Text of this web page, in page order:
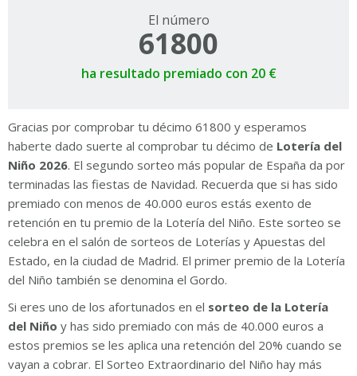
El número
61800
ha resultado premiado con 20 €
Gracias por comprobar tu décimo 61800 y esperamos
haberte dado suerte al comprobar tu décimo de Lotería del
Niño 2026. El segundo sorteo más popular de España da por
terminadas las fiestas de Navidad. Recuerda que si has sido
premiado con menos de 40.000 euros estás exento de
retención en tu premio de la Lotería del Niño. Este sorteo se
celebra en el salón de sorteos de Loterías y Apuestas del
Estado, en la ciudad de Madrid. El primer premio de la Lotería
del Niño también se denomina el Gordo.
Si eres uno de los afortunados en el sorteo de la Lotería
del Niño y has sido premiado con más de 40.000 euros a
estos premios se les aplica una retención del 20% cuando se
vayan a cobrar. El Sorteo Extraordinario del Niño hay más